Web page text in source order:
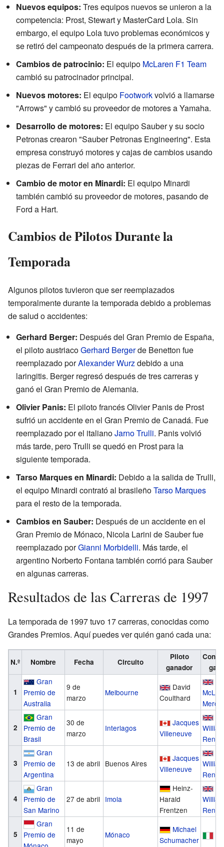
Nuevos equipos: Tres equipos nuevos se unieron a la
competencia: Prost, Stewart y MasterCard Lola. Sin
embargo, el equipo Lola tuvo problemas económicos y
se retiró del campeonato después de la primera carrera.
Cambios de patrocinio: El equipo McLaren F1 Team
cambió su patrocinador principal.
Nuevos motores: El equipo Footworkvolvió a llamarse
"Arrows" y cambió su proveedor de motores a Yamaha.
Desarrollo de motores: El equipo Sauber y su socio
Petronas crearon "Sauber Petronas Engineering". Esta
empresa construyó motores y cajas de cambios usando
piezas de Ferrari del año anterior.
Cambio de motor en Minardi: El equipo Minardi
también cambió su proveedor de motores, pasando de
Ford a Hart.
Cambios de Pilotos Durante la
Temporada
Algunos pilotos tuvieron que ser reemplazados
temporalmente durante la temporada debido a problemas
de salud o accidentes:
Gerhard Berger: Después del Gran Premio de España,
el piloto austriacoGerhard Bergerde Benetton fue
reemplazado porAlexander Wurz debido a una
laringitis. Berger regresó después de tres carreras y
ganó el Gran Premio de Alemania.
Olivier Panis: El piloto francés Olivier Panis de Prost
sufrió un accidente en el Gran Premio de Canadá. Fue
reemplazado por el italianoJarno Trulli. Panis volvió
más tarde, pero Trulli se quedó en Prost para la
siguiente temporada.
Tarso Marques en Minardi: Debido a la salida de Trulli,
el equipo Minardi contrató al brasileñoTarso Marques
para el resto de la temporada.
Cambios en Sauber: Después de un accidente en el
Gran Premio de Mónaco, Nicola Larini de Sauber fue
reemplazado porGianni Morbidelli. Más tarde, el
argentino Norberto Fontana también corrió para Sauber
en algunas carreras.
Resultados de las Carreras de 1997
La temporada de 1997 tuvo 17 carreras, conocidas como
Grandes Premios. Aquí puedes ver quién ganó cada una:
N.º Nombre Fecha Circuito
Piloto
ganador
1
Gran
Premio de
Australia
9 de
marzo
Melbourne
David
Coulthard
2
Gran
Premio de
Brasil
30 de
marzo
Interlagos
Jacques
Villeneuve
3
Gran
Premio de
Argentina
13 de abril Buenos Aires
Jacques
Villeneuve
4
Gran
Premio de
San Marino
27 de abril Imola
Heinz-
Harald
Frentzen
5
Gran
Premio de
11 de
mayo
Mónaco
Michael
Schumacher